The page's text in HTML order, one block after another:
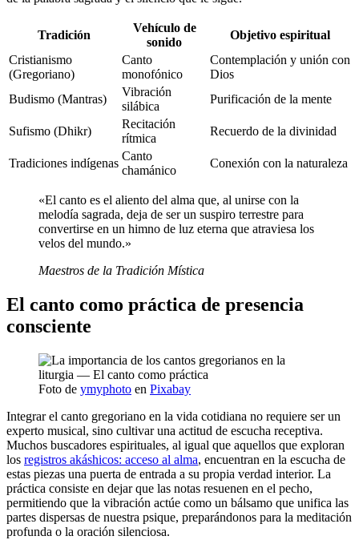
Tradición
Vehículo de
sonido
Objetivo espiritual
Cristianismo
(Gregoriano)
Canto
monofónico
Contemplación y unión con
Dios
Budismo (Mantras)
Vibración
silábica
Purificación de la mente
Sufismo (Dhikr)
Recitación
rítmica
Recuerdo de la divinidad
Tradiciones indígenas
Canto
chamánico
Conexión con la naturaleza
«El canto es el aliento del alma que, al unirse con la
melodía sagrada, deja de ser un suspiro terrestre para
convertirse en un himno de luz eterna que atraviesa los
velos del mundo.»
Maestros de la Tradición Mística
El canto como práctica de presencia
consciente
Foto de ymyphoto en Pixabay
Integrar el canto gregoriano en la vida cotidiana no requiere ser un
experto musical, sino cultivar una actitud de escucha receptiva.
Muchos buscadores espirituales, al igual que aquellos que exploran
los registros akáshicos: acceso al alma, encuentran en la escucha de
estas piezas una puerta de entrada a su propia verdad interior. La
práctica consiste en dejar que las notas resuenen en el pecho,
permitiendo que la vibración actúe como un bálsamo que unifica las
partes dispersas de nuestra psique, preparándonos para la meditación
profunda o la oración silenciosa.